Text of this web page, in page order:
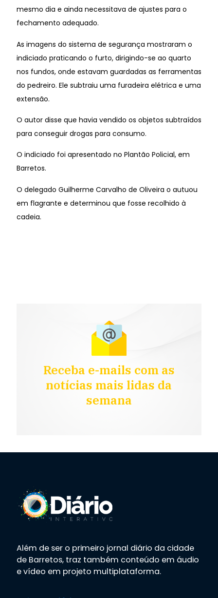
mesmo dia e ainda necessitava de ajustes para o
fechamento adequado.
As imagens do sistema de segurança mostraram o
indiciado praticando o furto, dirigindo-se ao quarto
nos fundos, onde estavam guardadas as ferramentas
do pedreiro. Ele subtraiu uma furadeira elétrica e uma
extensão.
O autor disse que havia vendido os objetos subtraídos
para conseguir drogas para consumo.
O indiciado foi apresentado no Plantão Policial, em
Barretos.
O delegado Guilherme Carvalho de Oliveira o autuou
em flagrante e determinou que fosse recolhido à
cadeia.
Receba e-mails com as
notícias mais lidas da
semana
Além de ser o primeiro jornal diário da cidade
de Barretos, traz também conteúdo em áudio
e vídeo em projeto multiplataforma.